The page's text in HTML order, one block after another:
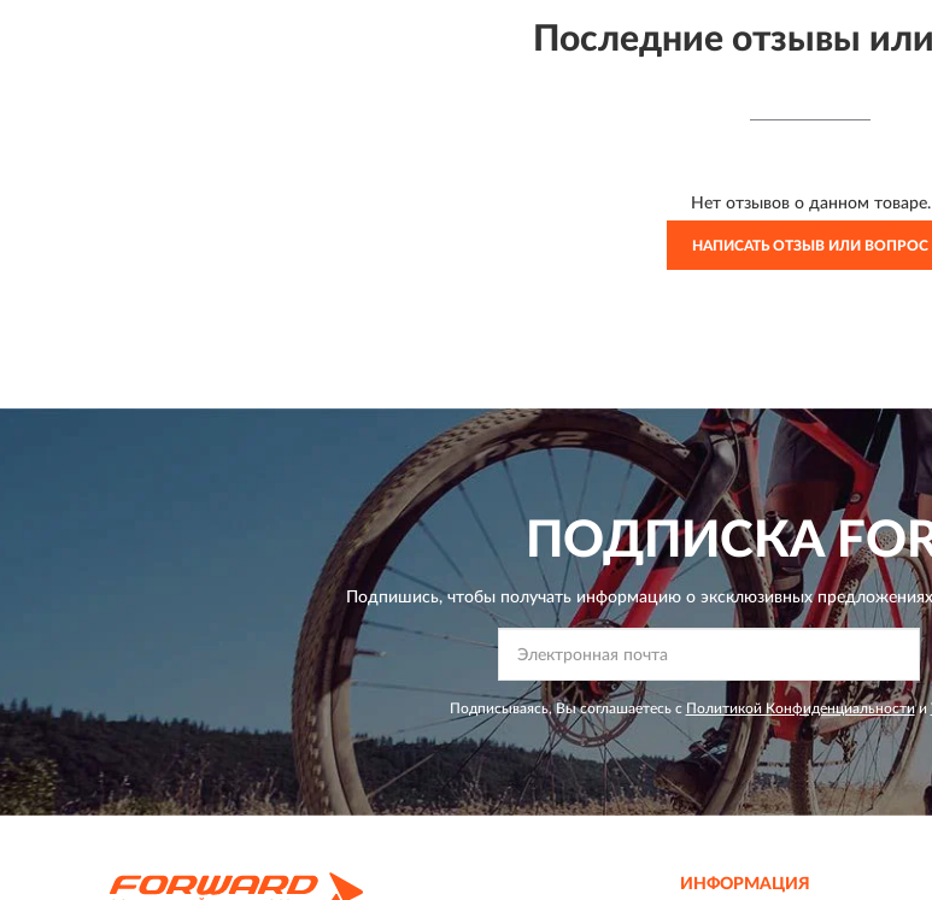
Последние отзывы
Нет отзывов о данном товаре.
НАПИСАТЬ ОТЗЫВ ИЛИ ВОПРОС
ПОДПИСКА
Подпишись, чтобы получать информацию о эксклюзивных
Подписываясь, Вы соглашаетесь с Политикой Конфиденциальности и
ИНФОРМАЦИЯ